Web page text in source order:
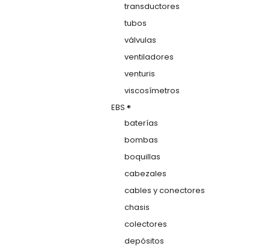
transductores
tubos
válvulas
ventiladores
venturis
viscosímetros
EBS ®
baterías
bombas
boquillas
cabezales
cables y conectores
chasis
colectores
depósitos